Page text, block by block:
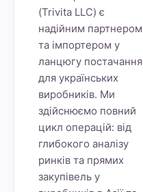
(Trivita LLC) є
надійним партнером
та імпортером у
ланцюгу постачання
для українських
виробників. Ми
здійснюємо повний
цикл операцій: від
глибокого аналізу
ринків та прямих
закупівель у